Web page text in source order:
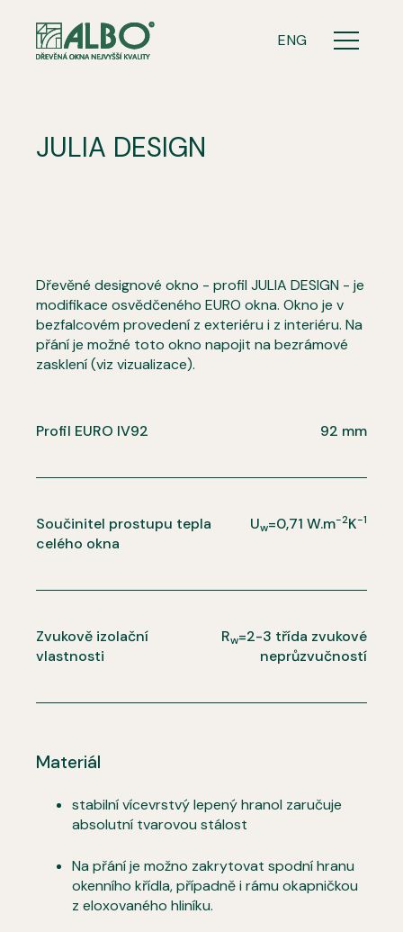
Menu
CZ
ENG
JULIA DESIGN
Dřevěné designové okno - profil JULIA DESIGN - je
modifikace osvědčeného EURO okna. Okno je v
bezfalcovém provedení z exteriéru i z interiéru. Na
přání je možné toto okno napojit na bezrámové
zasklení (viz vizualizace).
Profil EURO IV92 92 mm
Součinitel prostupu tepla
celého okna
Uw=0,71 W.m-2K-1
Zvukově izolační
vlastnosti
Rw=2-3 třída zvukové
neprůzvučností
Materiál
stabilní vícevrstvý lepený hranol zaručuje
absolutní tvarovou stálost
Na přání je možno zakrytovat spodní hranu
okenního křídla, případně i rámu okapničkou
z eloxovaného hliníku.